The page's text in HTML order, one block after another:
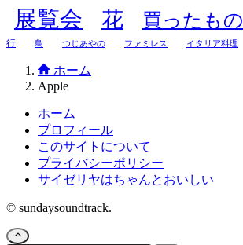
展覧会 花 買ったもの
行
鳥 つじあやの ファミレス イタリア料理
ホーム
Apple
ホーム
プロフィール
このサイトについて
プライバシーポリシー
サイゼリヤはちゃんとおいしい
© sundaysoundtrack.